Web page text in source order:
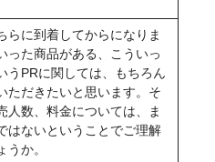
に到着してからになりま
った商品がある、こういっ
うPRに関しては、もちろん
ただきたいと思います。そ
人数、料金については、ま
はないということでご理解
うか。